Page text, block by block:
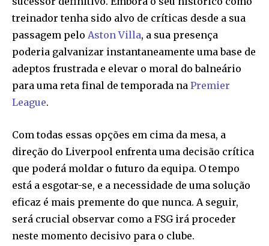
treinador tenha sido alvo de críticas desde a sua
passagem pelo Aston Villa, a sua presença
poderia galvanizar instantaneamente uma base de
adeptos frustrada e elevar o moral do balneário
para uma reta final de temporada na Premier
League.
Com todas essas opções em cima da mesa, a
direção do Liverpool enfrenta uma decisão crítica
que poderá moldar o futuro da equipa. O tempo
está a esgotar-se, e a necessidade de uma solução
eficaz é mais premente do que nunca. A seguir,
será crucial observar como a FSG irá proceder
neste momento decisivo para o clube.